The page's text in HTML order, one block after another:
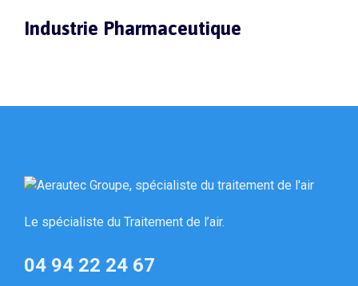
Industrie Pharmaceutique
Le spécialiste du Traitement de l’air.
04 94 22 24 67